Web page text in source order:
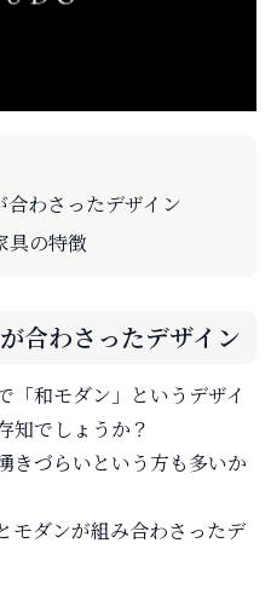
合わさったデザイン
具の特徴
合わさったデザイン
「和モダン」というデザイ
知でしょうか？
きづらいという方も多いか
モダンが組み合わさったデ